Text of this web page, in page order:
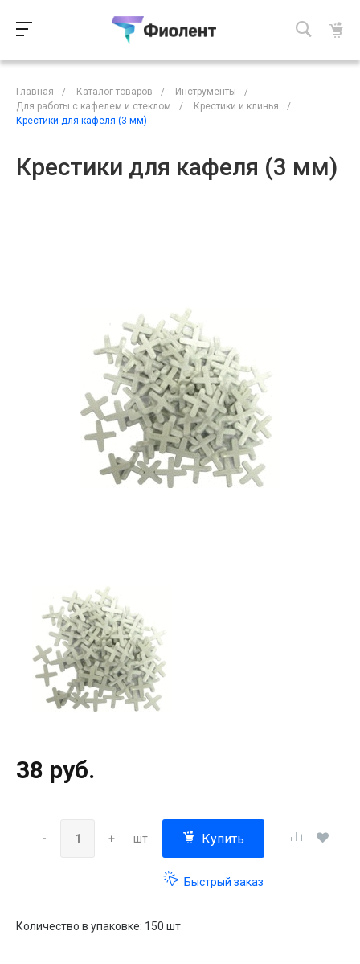
Главная / Каталог товаров / Инструменты
/
Для работы с кафелем и стеклом
/ Крестики и клинья
/
Крестики для кафеля (3 мм)
Крестики для кафеля (3 мм)
38 руб.
- + шт Купить
Быстрый заказ
Количество в упаковке: 150 шт